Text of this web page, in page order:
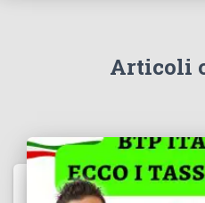
Articoli